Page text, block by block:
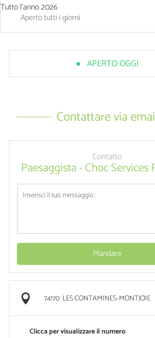
Tutto l'anno 2026
Apertotutti i giorni
APERTO OGGI
Contattare via
Contatto
Paesaggista - Choc Services
Mandare
74170 LES CONTAMINES-MONTJOIE
Clicca per visualizzare il numero